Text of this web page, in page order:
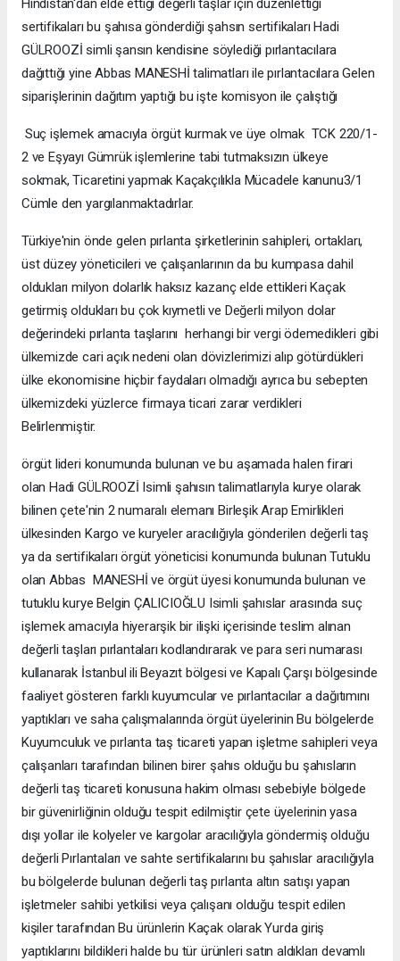
Hindistan'dan elde ettiği değerli taşlar için düzenlettiği
sertifikaları bu şahısa gönderdiği şahsın sertifikaları Hadi
GÜLROOZİ simli şansın kendisine söylediği pırlantacılara
dağıttığı yine Abbas MANESHİ talimatları ile pırlantacılara Gelen
siparişlerinin dağıtım yaptığı bu işte komisyon ile çalıştığı
Suç işlemek amacıyla örgüt kurmak ve üye olmak TCK 220/1-
2 ve Eşyayı Gümrük işlemlerine tabi tutmaksızın ülkeye
sokmak, Ticaretini yapmak Kaçakçılıkla Mücadele kanunu3/1
Cümle den yargılanmaktadırlar.
Türkiye'nin önde gelen pırlanta şirketlerinin sahipleri, ortakları,
üst düzey yöneticileri ve çalışanlarının da bu kumpasa dahil
oldukları milyon dolarlık haksız kazanç elde ettikleri Kaçak
getirmiş oldukları bu çok kıymetli ve Değerli milyon dolar
değerindeki pırlanta taşlarını herhangi bir vergi ödemedikleri gibi
ülkemizde cari açık nedeni olan dövizlerimizi alıp götürdükleri
ülke ekonomisine hiçbir faydaları olmadığı ayrıca bu sebepten
ülkemizdeki yüzlerce firmaya ticari zarar verdikleri
Belirlenmiştir.
örgüt lideri konumunda bulunan ve bu aşamada halen firari
olan Hadi GÜLROOZİ Isimli şahısın talimatlarıyla kurye olarak
bilinen çete'nin 2 numaralı elemanı Birleşik Arap Emirlikleri
ülkesinden Kargo ve kuryeler aracılığıyla gönderilen değerli taş
ya da sertifikaları örgüt yöneticisi konumunda bulunan Tutuklu
olan Abbas MANESHİ ve örgüt üyesi konumunda bulunan ve
tutuklu kurye Belgin ÇALICIOĞLU Isimli şahıslar arasında suç
işlemek amacıyla hiyerarşik bir ilişki içerisinde teslim alınan
değerli taşları pırlantaları kodlandırarak ve para seri numarası
kullanarak İstanbul ili Beyazıt bölgesi ve Kapalı Çarşı bölgesinde
faaliyet gösteren farklı kuyumcular ve pırlantacılar a dağıtımını
yaptıkları ve saha çalışmalarında örgüt üyelerinin Bu bölgelerde
Kuyumculuk ve pırlanta taş ticareti yapan işletme sahipleri veya
çalışanları tarafından bilinen birer şahıs olduğu bu şahısların
değerli taş ticareti konusuna hakim olması sebebiyle bölgede
bir güvenirliğinin olduğu tespit edilmiştir çete üyelerinin yasa
dışı yollar ile kolyeler ve kargolar aracılığıyla göndermiş olduğu
değerli Pırlantaları ve sahte sertifikalarını bu şahıslar aracılığıyla
bu bölgelerde bulunan değerli taş pırlanta altın satışı yapan
işletmeler sahibi yetkilisi veya çalışanı olduğu tespit edilen
kişiler tarafından Bu ürünlerin Kaçak olarak Yurda giriş
yaptıklarını bildikleri halde bu tür ürünleri satın aldıkları devamlı